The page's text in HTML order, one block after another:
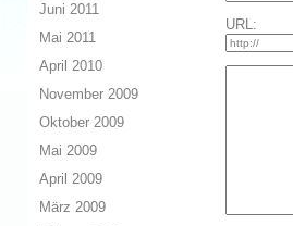
URL:
Juni 2011
Mai 2011
April 2010
November 2009
Oktober 2009
Mai 2009
April 2009
März 2009